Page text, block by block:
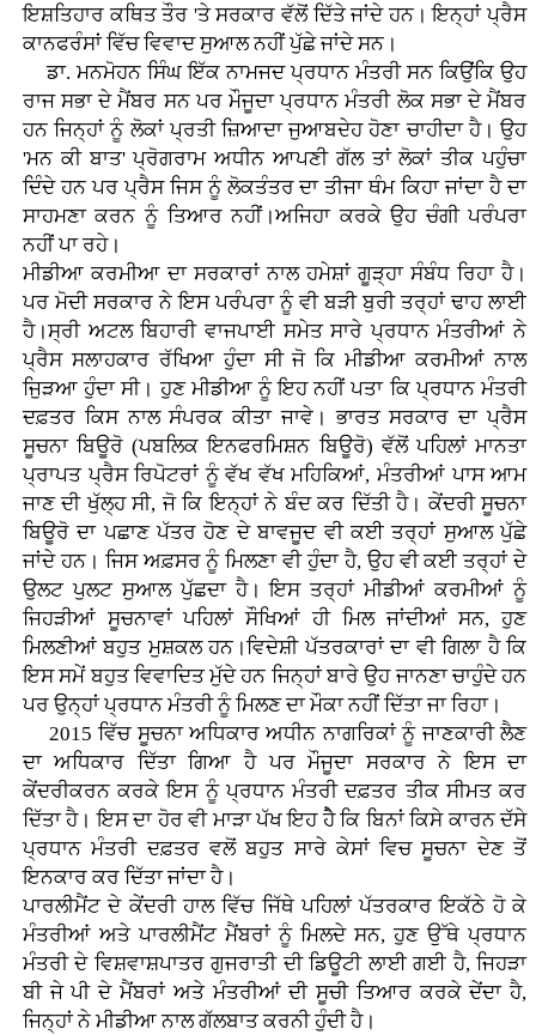
ਇਸ਼ਤਿਹਾਰ ਕਥਿਤ ਤੌਰ 'ਤੇ ਸਰਕਾਰ ਵੱਲੋਂ ਦਿੱਤੇ ਜਾਂਦੇ ਹਨ। ਇਨ੍ਹਾਂ ਪ੍ਰੈਸ
ਕਾਨਫਰੰਸਾਂ ਵਿੱਚ ਵਿਵਾਦ ਸੁਆਲ ਨਹੀਂ ਪੁੱਛੇ ਜਾਂਦੇ ਸਨ।
ਡਾ. ਮਨਮੋਹਨ ਸਿੰਘ ਇੱਕ ਨਾਮਜਦ ਪ੍ਰਧਾਨ ਮੰਤਰੀ ਸਨ ਕਿਉਂਕਿ ਉਹ
ਰਾਜ ਸਭਾ ਦੇ ਮੈਂਬਰ ਸਨ ਪਰ ਮੌਜੂਦਾ ਪ੍ਰਧਾਨ ਮੰਤਰੀ ਲੋਕ ਸਭਾ ਦੇ ਮੈਂਬਰ
ਹਨ ਜਿਨ੍ਹਾਂ ਨੂੰ ਲੋਕਾਂ ਪ੍ਰਤੀ ਜ਼ਿਆਦਾ ਜੁਆਬਦੇਹ ਹੋਣਾ ਚਾਹੀਦਾ ਹੈ। ਉਹ
'ਮਨ ਕੀ ਬਾਤ' ਪ੍ਰੋਗਰਾਮ ਅਧੀਨ ਆਪਣੀ ਗੱਲ ਤਾਂ ਲੋਕਾਂ ਤੀਕ ਪਹੁੰਚਾ
ਦਿੰਦੇ ਹਨ ਪਰ ਪ੍ਰੈਸ ਜਿਸ ਨੂੰ ਲੋਕਤੰਤਰ ਦਾ ਤੀਜਾ ਥੰਮ ਕਿਹਾ ਜਾਂਦਾ ਹੈ ਦਾ
ਸਾਹਮਣਾ ਕਰਨ ਨੂੰ ਤਿਆਰ ਨਹੀਂ।ਅਜਿਹਾ ਕਰਕੇ ਉਹ ਚੰਗੀ ਪਰੰਪਰਾ
ਨਹੀਂ ਪਾ ਰਹੇ।
ਮੀਡੀਆ ਕਰਮੀਆ ਦਾ ਸਰਕਾਰਾਂ ਨਾਲ ਹਮੇਸ਼ਾਂ ਗੂੜ੍ਹਾ ਸੰਬੰਧ ਰਿਹਾ ਹੈ।
ਪਰ ਮੋਦੀ ਸਰਕਾਰ ਨੇ ਇਸ ਪਰੰਪਰਾ ਨੂੰ ਵੀ ਬੜੀ ਬੁਰੀ ਤਰ੍ਹਾਂ ਢਾਹ ਲਾਈ
ਹੈ।ਸ੍ਰੀ ਅਟਲ ਬਿਹਾਰੀ ਵਾਜਪਾਈ ਸਮੇਤ ਸਾਰੇ ਪ੍ਰਧਾਨ ਮੰਤਰੀਆਂ ਨੇ
ਪ੍ਰੈਸ ਸਲਾਹਕਾਰ ਰੱਖਿਆ ਹੁੰਦਾ ਸੀ ਜੋ ਕਿ ਮੀਡੀਆ ਕਰਮੀਆਂ ਨਾਲ
ਜੁਿੜਆ ਹੁੰਦਾ ਸੀ। ਹੁਣ ਮੀਡੀਆ ਨੂੰ ਇਹ ਨਹੀਂ ਪਤਾ ਕਿ ਪ੍ਰਧਾਨ ਮੰਤਰੀ
ਦਫ਼ਤਰ ਕਿਸ ਨਾਲ ਸੰਪਰਕ ਕੀਤਾ ਜਾਵੇ। ਭਾਰਤ ਸਰਕਾਰ ਦਾ ਪ੍ਰੈਸ
ਸੂਚਨਾ ਬਿਊਰੋ (ਪਬਲਿਕ ਇਨਫਰਮਿਸ਼ਨ ਬਿਊਰੋ) ਵੱਲੋਂ ਪਹਿਲਾਂ ਮਾਨਤਾ
ਪ੍ਰਾਪਤ ਪ੍ਰੈਸ ਰਿਪੋਟਰਾਂ ਨੂੰ ਵੱਖ ਵੱਖ ਮਹਿਕਿਆਂ, ਮੰਤਰੀਆਂ ਪਾਸ ਆਮ
ਜਾਣ ਦੀ ਖੁੱਲ੍ਹ ਸੀ, ਜੋ ਕਿ ਇਨ੍ਹਾਂ ਨੇ ਬੰਦ ਕਰ ਦਿੱਤੀ ਹੈ। ਕੇਂਦਰੀ ਸੂਚਨਾ
ਬਿਊਰੋ ਦਾ ਪਛਾਣ ਪੱਤਰ ਹੋਣ ਦੇ ਬਾਵਜੂਦ ਵੀ ਕਈ ਤਰ੍ਹਾਂ ਸੁਆਲ ਪੁੱਛੇ
ਜਾਂਦੇ ਹਨ। ਜਿਸ ਅਫ਼ਸਰ ਨੂੰ ਮਿਲਣਾ ਵੀ ਹੁੰਦਾ ਹੈ, ਉਹ ਵੀ ਕਈ ਤਰ੍ਹਾਂ ਦੇ
ਉਲਟ ਪੁਲਟ ਸੁਆਲ ਪੁੱਛਦਾ ਹੈ। ਇਸ ਤਰ੍ਹਾਂ ਮੀਡੀਆਂ ਕਰਮੀਆਂ ਨੂੰ
ਜਿਹੜੀਆਂ ਸੂਚਨਾਵਾਂ ਪਹਿਲਾਂ ਸੌਖਿਆਂ ਹੀ ਮਿਲ ਜਾਂਦੀਆਂ ਸਨ, ਹੁਣ
ਮਿਲਣੀਆਂ ਬਹੁਤ ਮੁਸ਼ਕਲ ਹਨ।ਵਿਦੇਸ਼ੀ ਪੱਤਰਕਾਰਾਂ ਦਾ ਵੀ ਗਿਲਾ ਹੈ ਕਿ
ਇਸ ਸਮੇਂ ਬਹੁਤ ਵਿਵਾਦਿਤ ਮੁੱਦੇ ਹਨ ਜਿਨ੍ਹਾਂ ਬਾਰੇ ਉਹ ਜਾਨਣਾ ਚਾਹੁੰਦੇ ਹਨ
ਪਰ ਉਨ੍ਹਾਂ ਪ੍ਰਧਾਨ ਮੰਤਰੀ ਨੂੰ ਮਿਲਣ ਦਾ ਮੌਕਾ ਨਹੀਂ ਦਿੱਤਾ ਜਾ ਰਿਹਾ।
2015 ਵਿੱਚ ਸੂਚਨਾ ਅਧਿਕਾਰ ਅਧੀਨ ਨਾਗਰਿਕਾਂ ਨੂੰ ਜਾਣਕਾਰੀ ਲੈਣ
ਦਾ ਅਧਿਕਾਰ ਦਿੱਤਾ ਗਿਆ ਹੈ ਪਰ ਮੌਜੂਦਾ ਸਰਕਾਰ ਨੇ ਇਸ ਦਾ
ਕੇਂਦਰੀਕਰਨ ਕਰਕੇ ਇਸ ਨੂੰ ਪ੍ਰਧਾਨ ਮੰਤਰੀ ਦਫ਼ਤਰ ਤੀਕ ਸੀਮਤ ਕਰ
ਦਿੱਤਾ ਹੈ। ਇਸ ਦਾ ਹੋਰ ਵੀ ਮਾੜਾ ਪੱਖ ਇਹ ਹੈੇ ਕਿ ਬਿਨਾਂ ਕਿਸੇ ਕਾਰਨ ਦੱਸੇ
ਪ੍ਰਧਾਨ ਮੰਤਰੀ ਦਫ਼ਤਰ ਵਲੋਂ ਬਹੁਤ ਸਾਰੇ ਕੇਸਾਂ ਵਿਚ ਸੂਚਨਾ ਦੇਣ ਤੋਂ
ਇਨਕਾਰ ਕਰ ਦਿੱਤਾ ਜਾਂਦਾ ਹੈ।
ਪਾਰਲੀਮੈਂਟ ਦੇ ਕੇਂਦਰੀ ਹਾਲ ਵਿੱਚ ਜਿੱਥੇ ਪਹਿਲਾਂ ਪੱਤਰਕਾਰ ਇਕੱਠੇ ਹੋ ਕੇ
ਮੰਤਰੀਆਂ ਅਤੇ ਪਾਰਲੀਮੈਂਟ ਮੈਂਬਰਾਂ ਨੂੰ ਮਿਲਦੇ ਸਨ, ਹੁਣ ਉੱਥੇ ਪ੍ਰਧਾਨ
ਮੰਤਰੀ ਦੇ ਵਿਸ਼ਵਾਸ਼ਪਾਤਰ ਗੁਜਰਾਤੀ ਦੀ ਡਿਊਟੀ ਲਾਈ ਗਈ ਹੈ, ਜਿਹੜਾ
ਬੀ ਜੇ ਪੀ ਦੇ ਮੈਂਬਰਾਂ ਅਤੇ ਮੰਤਰੀਆਂ ਦੀ ਸੂਚੀ ਤਿਆਰ ਕਰਕੇ ਦੇਂਦਾ ਹੈ,
ਜਿਨ੍ਹਾਂ ਨੇ ਮੀਡੀਆ ਨਾਲ ਗੱਲਬਾਤ ਕਰਨੀ ਹੁੰਦੀ ਹੈ।